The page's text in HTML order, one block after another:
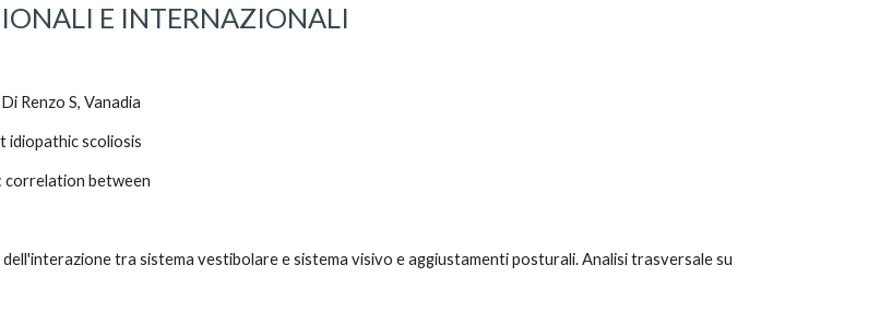
E INTERNAZIONALI
Renzo S, Vanadia
idiopathic scoliosis
correlation between
dell'interazione tra sistema vestibolare e sistema visivo e aggiustamenti posturali. Analisi trasversale su